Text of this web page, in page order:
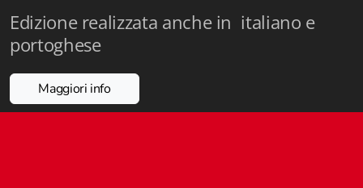
Edizione realizzata anche in italiano e
portoghese
Maggiori info
Storia
Spyra
Testi scolastici